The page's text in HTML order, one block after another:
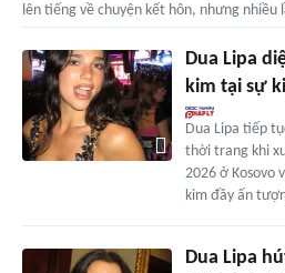
lên tiếng về chuyện kết hôn, nhưng nhiều
Dua Lipa
kim tại sự
Dua Lipa tiếp
thời trang khi
2026 ở Kosovo
kim đầy ấn
Dua Lipa